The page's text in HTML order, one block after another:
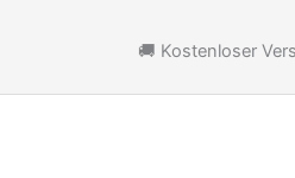
🚚 Kostenloser